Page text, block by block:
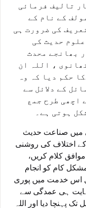
تالیف فرمائی
کے نام کے
کی ضرورت ہی
حدیث کی
بھانجے محدث
، اللہ ان
حکم دیا کہ وہ
کے دلائل سے
اچھی طرح جمع
ہوتی ہے۔
میں صناعت حدیث
اختلاف کی روشنی
کلام کریں،
کام کو انجام
اس خدمت میں پوری
ہی عمدگی سے
پہنچا دیا اور اللہ